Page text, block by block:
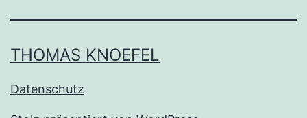
THOMAS KNOEFEL
Datenschutz